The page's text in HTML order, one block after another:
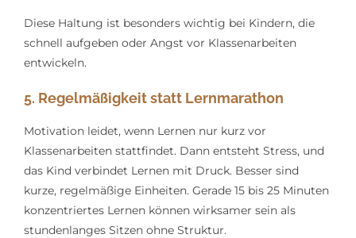
Diese Haltung ist besonders wichtig bei Kindern, die
schnell aufgeben oder Angst vor Klassenarbeiten
entwickeln.
5. Regelmäßigkeit statt Lernmarathon
Motivation leidet, wenn Lernen nur kurz vor
Klassenarbeiten stattfindet. Dann entsteht Stress, und
das Kind verbindet Lernen mit Druck. Besser sind
kurze, regelmäßige Einheiten. Gerade 15 bis 25 Minuten
konzentriertes Lernen können wirksamer sein als
stundenlanges Sitzen ohne Struktur.